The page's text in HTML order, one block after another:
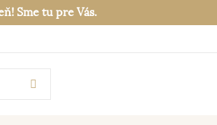
Sme tu pre Vás.